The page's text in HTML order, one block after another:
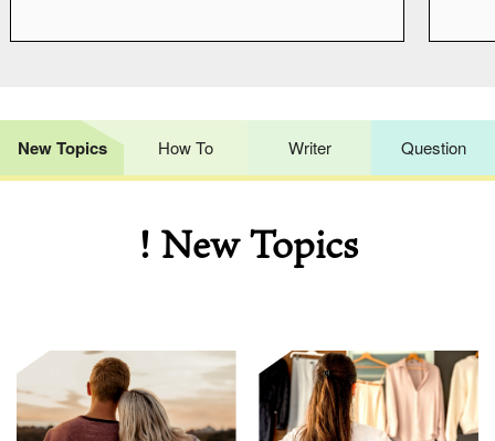
New Topics How To Writer Question
! New Topics